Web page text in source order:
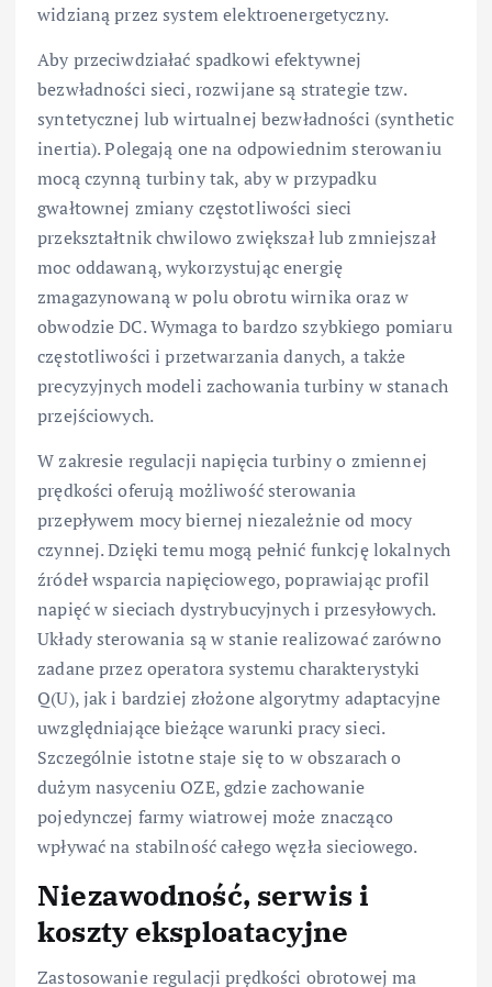
widzianą przez system elektroenergetyczny.
Aby przeciwdziałać spadkowi efektywnej
bezwładności sieci, rozwijane są strategie tzw.
syntetycznej lub wirtualnej bezwładności (synthetic
inertia). Polegają one na odpowiednim sterowaniu
mocą czynną turbiny tak, aby w przypadku
gwałtownej zmiany częstotliwości sieci
przekształtnik chwilowo zwiększał lub zmniejszał
moc oddawaną, wykorzystując energię
zmagazynowaną w polu obrotu wirnika oraz w
obwodzie DC. Wymaga to bardzo szybkiego pomiaru
częstotliwości i przetwarzania danych, a także
precyzyjnych modeli zachowania turbiny w stanach
przejściowych.
W zakresie regulacji napięcia turbiny o zmiennej
prędkości oferują możliwość sterowania
przepływem mocy biernej niezależnie od mocy
czynnej. Dzięki temu mogą pełnić funkcję lokalnych
źródeł wsparcia napięciowego, poprawiając profil
napięć w sieciach dystrybucyjnych i przesyłowych.
Układy sterowania są w stanie realizować zarówno
zadane przez operatora systemu charakterystyki
Q(U), jak i bardziej złożone algorytmy adaptacyjne
uwzględniające bieżące warunki pracy sieci.
Szczególnie istotne staje się to w obszarach o
dużym nasyceniu OZE, gdzie zachowanie
pojedynczej farmy wiatrowej może znacząco
wpływać na stabilność całego węzła sieciowego.
Niezawodność, serwis i
koszty eksploatacyjne
Zastosowanie regulacji prędkości obrotowej ma